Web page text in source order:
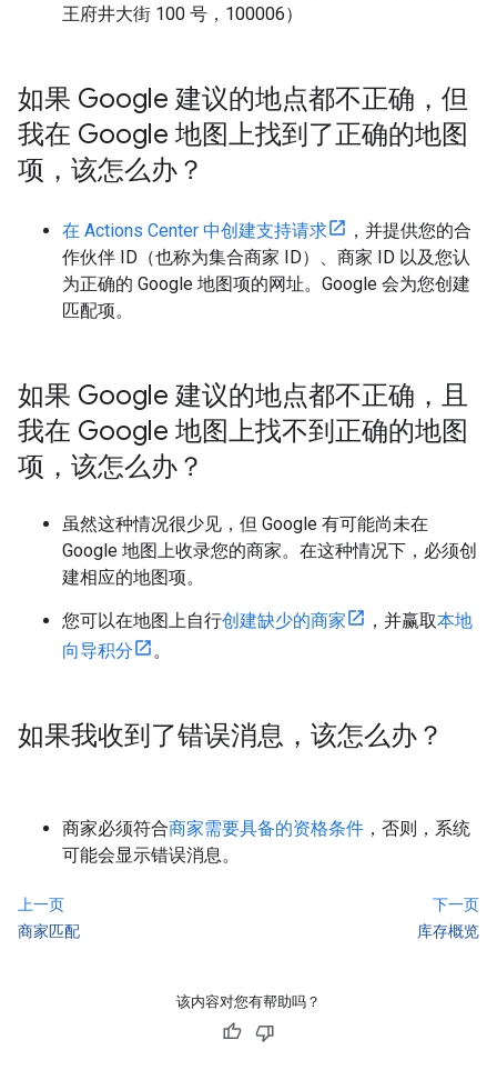
王府井大街 100 号，100006）
如果 Google 建议的地点都不正确，但
我在 Google 地图上找到了正确的地图
项，该怎么办？
在 Actions Center 中创建支持请求
，并提供您的合
作伙伴 ID（也称为集合商家 ID）、商家 ID 以及您认
为正确的 Google 地图项的网址。Google 会为您创建
匹配项。
如果 Google 建议的地点都不正确，且
我在 Google 地图上找不到正确的地图
项，该怎么办？
虽然这种情况很少见，但 Google 有可能尚未在
Google 地图上收录您的商家。在这种情况下，必须创
建相应的地图项。
您可以在地图上自行创建缺少的商家 ，并赢取本地
向导积分
。
如果我收到了错误消息，该怎么办？
商家必须符合商家需要具备的资格条件 ，否则，系统
可能会显示错误消息。
上一页
商家匹配
下一页
库存概览
该内容对您有帮助吗？